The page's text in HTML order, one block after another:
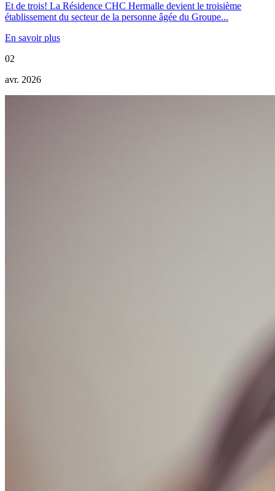
Et de trois! La Résidence CHC Hermalle devient le troisième
établissement du secteur de la personne âgée du Groupe...
En savoir plus
02
avr. 2026